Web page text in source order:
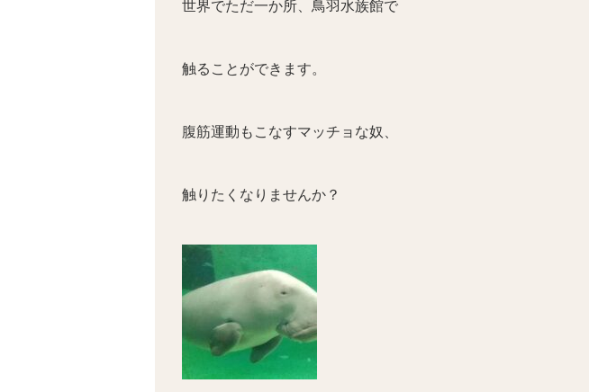
世界でただ一か所、鳥羽水族館で
触ることができます。
腹筋運動もこなすマッチョな奴、
触りたくなりませんか？